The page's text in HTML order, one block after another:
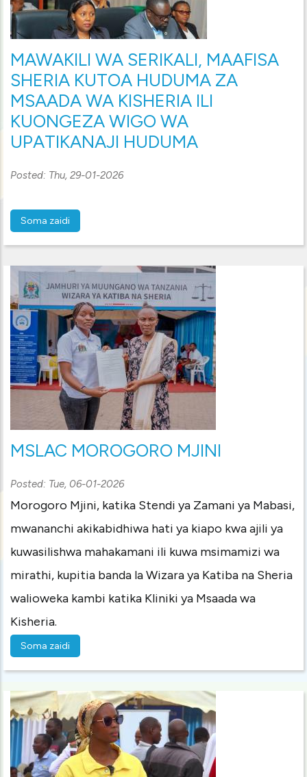
MAWAKILI WA SERIKALI, MAAFISA
SHERIA KUTOA HUDUMA ZA
MSAADA WA KISHERIA ILI
KUONGEZA WIGO WA
UPATIKANAJI HUDUMA
Posted: Thu, 29-01-2026
Soma zaidi
MSLAC MOROGORO MJINI
Posted: Tue, 06-01-2026
Morogoro Mjini, katika Stendi ya Zamani ya Mabasi,
mwananchi akikabidhiwa hati ya kiapo kwa ajili ya
kuwasilishwa mahakamani ili kuwa msimamizi wa
mirathi, kupitia banda la Wizara ya Katiba na Sheria
walioweka kambi katika Kliniki ya Msaada wa
Kisheria.
Soma zaidi